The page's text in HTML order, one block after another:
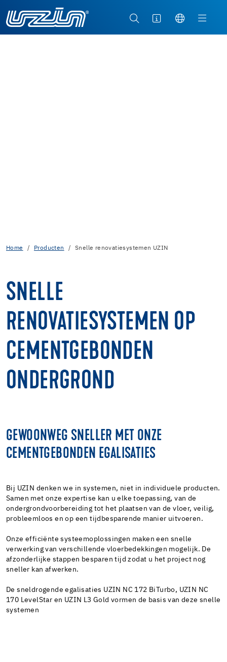
Home Producten Snelle renovatiesystemen UZIN
SNELLE
RENOVATIESYSTEMEN OP
CEMENTGEBONDEN
ONDERGROND
GEWOONWEG SNELLER MET ONZE
CEMENTGEBONDEN EGALISATIES
Bij UZIN denken we in systemen, niet in individuele producten.
Samen met onze expertise kan u elke toepassing, van de
ondergrondvoorbereiding tot het plaatsen van de vloer, veilig,
probleemloos en op een tijdbesparende manier uitvoeren.
Onze efficiënte systeemoplossingen maken een snelle
verwerking van verschillende vloerbedekkingen mogelijk. De
afzonderlijke stappen besparen tijd zodat u het project nog
sneller kan afwerken.
De sneldrogende egalisaties UZIN NC 172 BiTurbo, UZIN NC
170 LevelStar en UZIN L3 Gold vormen de basis van deze snelle
systemen